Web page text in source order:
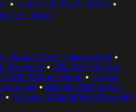
• 디자이너용 텍스처 생성기 •
스킨 생성기
Robot Vision Training Data •
Workflow • CS2 Skin Texture
URP Texture Setup • Unreal
• Blender PBR Export
• ArchViz Material Workflow with